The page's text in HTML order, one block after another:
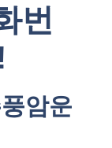
번
암운